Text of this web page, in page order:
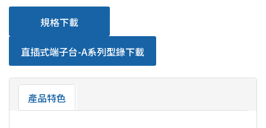
規格下載
直插式端子台-A系列型錄下載
產品特色